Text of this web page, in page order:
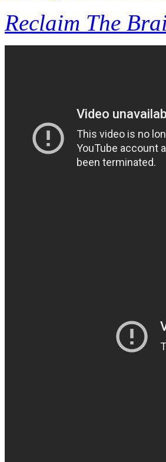
Reclaim The